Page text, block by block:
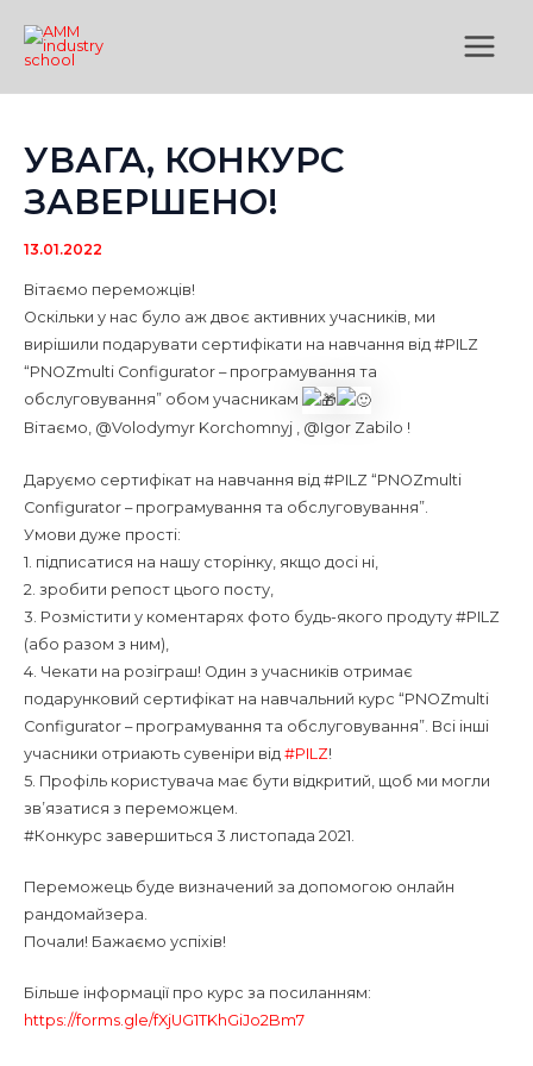
вмісту
Menu
УВАГА, КОНКУРС
ЗАВЕРШЕНО!
13.01.2022
Вітаємо переможців!
Оскільки у нас було аж двоє активних учасників, ми
вирішили подарувати сертифікати на навчання від #PILZ
“PNOZmulti Configurator – програмування та
обслуговування” обом учасникам
Вітаємо, @Volodymyr Korchomnyj , @Igor Zabilo !
Даруємо сертифікат на навчання від #PILZ “PNOZmulti
Configurator – програмування та обслуговування”.
Умови дуже прості:
1. підписатися на нашу сторінку, якщо досі ні,
2. зробити репост цього посту,
3. Розмістити у коментарях фото будь-якого продуту #PILZ
(або разом з ним),
4. Чекати на розіграш! Один з учасників отримає
подарунковий сертифікат на навчальний курс “PNOZmulti
Configurator – програмування та обслуговування”. Всі інші
учасники отриають сувеніри від #PILZ!
5. Профіль користувача має бути відкритий, щоб ми могли
зв’язатися з переможцем.
#Конкурс завершиться 3 листопада 2021.
Переможець буде визначений за допомогою онлайн
рандомайзера.
Почали! Бажаємо успіхів!
Більше інформації про курс за посиланням:
https://forms.gle/fXjUG1TKhGiJo2Bm7